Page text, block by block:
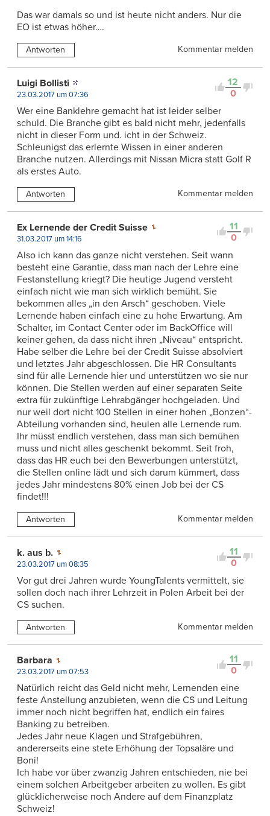
Das war damals so und ist heute nicht anders. Nur die
EO ist etwas höher….
Antworten Kommentar melden
12
0
Luigi Bollisti
23.03.2017 um 07:36
Wer eine Banklehre gemacht hat ist leider selber
schuld. Die Branche gibt es bald nicht mehr, jedenfalls
nicht in dieser Form und. icht in der Schweiz.
Schleunigst das erlernte Wissen in einer anderen
Branche nutzen. Allerdings mit Nissan Micra statt Golf R
als erstes Auto.
Antworten Kommentar melden
11
0
Ex Lernende der Credit Suisse
31.03.2017 um 14:16
Also ich kann das ganze nicht verstehen. Seit wann
besteht eine Garantie, dass man nach der Lehre eine
Festanstellung kriegt? Die heutige Jugend versteht
einfach nicht wie man sich wirklich bemüht. Sie
bekommen alles „in den Arsch“ geschoben. Viele
Lernende haben einfach eine zu hohe Erwartung. Am
Schalter, im Contact Center oder im BackOffice will
keiner gehen, da dass nicht ihren „Niveau“ entspricht.
Habe selber die Lehre bei der Credit Suisse absolviert
und letztes Jahr abgeschlossen. Die HR Consultants
sind für alle Lernende hier und unterstützen wo sie nur
können. Die Stellen werden auf einer separaten Seite
extra für zukünftige Lehrabgänger hochgeladen. Und
nur weil dort nicht 100 Stellen in einer hohen „Bonzen“-
Abteilung vorhanden sind, heulen alle Lernende rum.
Ihr müsst endlich verstehen, dass man sich bemühen
muss und nicht alles geschenkt bekommt. Seit froh,
dass das HR euch bei den Bewerbungen unterstützt,
die Stellen online lädt und sich darum kümmert, dass
jedes Jahr mindestens 80% einen Job bei der CS
findet!!!
Antworten Kommentar melden
11
0
k. aus b.
23.03.2017 um 08:35
Vor gut drei Jahren wurde YoungTalents vermittelt, sie
sollen doch nach ihrer Lehrzeit in Polen Arbeit bei der
CS suchen.
Antworten Kommentar melden
11
0
Barbara
23.03.2017 um 07:53
Natürlich reicht das Geld nicht mehr, Lernenden eine
feste Anstellung anzubieten, wenn die CS und Leitung
immer noch nicht begriffen hat, endlich ein faires
Banking zu betreiben.
Jedes Jahr neue Klagen und Strafgebühren,
andererseits eine stete Erhöhung der Topsaläre und
Boni!
Ich habe vor über zwanzig Jahren entschieden, nie bei
einem solchen Arbeitgeber arbeiten zu wollen. Es gibt
glücklicherweise noch Andere auf dem Finanzplatz
Schweiz!